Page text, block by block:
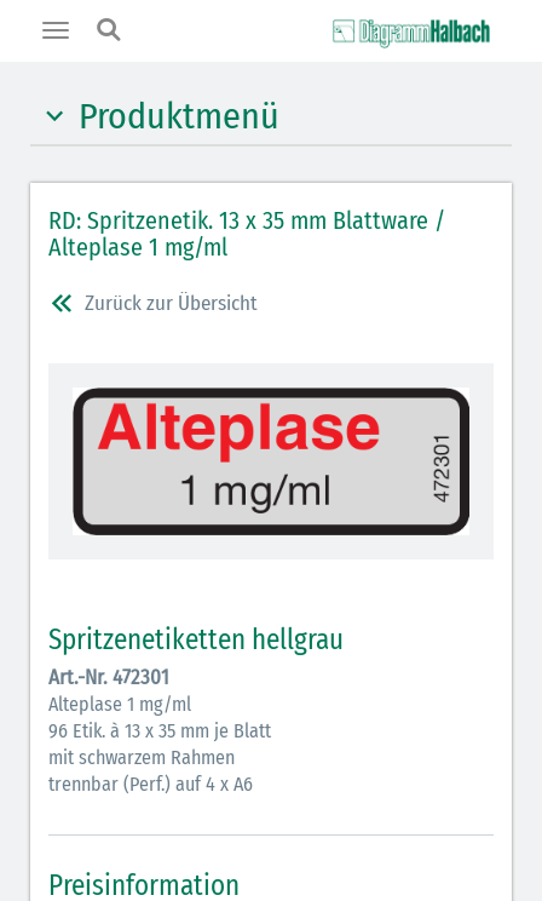
Toggle
Produktmenü
Benzodiazepine (orange)
Benzodiazepin-Antagonisten (orange schraffiert)
Muskelrelaxantien (rot weißer Kopfbalken)
Opiate/Opioide (hellblau)
Opioid-Antagonisten (hellblau schraffiert)
Lokalanästhetika (grau)
schraffiert)
Anticholinergika (hellgrün)
Cholinergika (hellgrün schraffiert)
Antiemetika (salmon)
Verschiedene Medikamente (weiß)
Antikoagulantien (hellgrau/weiß mit schwarzem
RD: Spritzenetik. 13 x 35 mm Blattware /
Alteplase 1 mg/ml
Zurück zur Übersicht
Spritzenetiketten hellgrau
Art.-Nr. 472301
Alteplase 1 mg/ml
96 Etik. à 13 x 35 mm je Blatt
mit schwarzem Rahmen
trennbar (Perf.) auf 4 x A6
Preisinformation